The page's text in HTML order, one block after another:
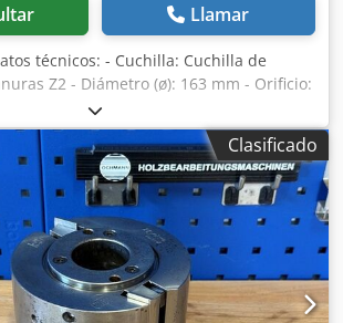
Llamar
técnicos: - Cuchilla: Cuchilla de
Z2 - Diámetro (ø): 163 mm - Orificio:
100 mm - Material: Acero - Velocidad de
- Disponibilidad: 2 Dedpfxezryd Ro
Clasificado